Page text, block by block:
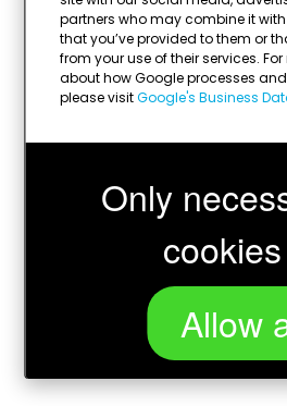
partners who may combine it
that you’ve provided to them or
from your use of their services.
about how Google processes
please visitGoogle's Business
Only
cookies
Allow